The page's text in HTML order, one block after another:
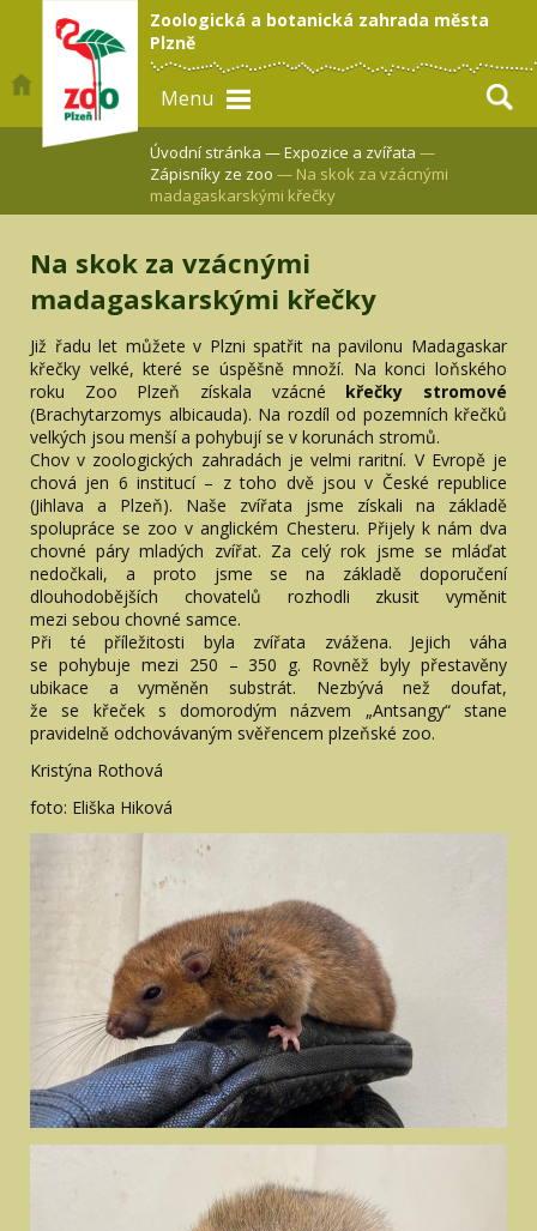
Zoologická a botanická zahrada města
Plzně
Menu
Úvodní stránka —Expozice a zvířata —
Zápisníky ze zoo — Na skok za vzácnými
madagaskarskými křečky
Na skok za vzácnými
madagaskarskými křečky
Již řadu let můžete v Plzni spatřit na pavilonu Madagaskar
křečky velké, které se úspěšně množí. Na konci loňského
roku Zoo Plzeň získala vzácné křečky stromové
(Brachytarzomys albicauda). Na rozdíl od pozemních křečků
velkých jsou menší a pohybují se v korunách stromů.
Chov v zoologických zahradách je velmi raritní. V Evropě je
chová jen 6 institucí – z toho dvě jsou v České republice
(Jihlava a Plzeň). Naše zvířata jsme získali na základě
spolupráce se zoo v anglickém Chesteru. Přijely k nám dva
chovné páry mladých zvířat. Za celý rok jsme se mláďat
nedočkali, a proto jsme se na základě doporučení
dlouhodobějších chovatelů rozhodli zkusit vyměnit
mezi sebou chovné samce.
Při té příležitosti byla zvířata zvážena. Jejich váha
se pohybuje mezi 250 – 350 g. Rovněž byly přestavěny
ubikace a vyměněn substrát. Nezbývá než doufat,
že se křeček s domorodým názvem „Antsangy“ stane
pravidelně odchovávaným svěřencem plzeňské zoo.
Kristýna Rothová
foto: Eliška Hiková